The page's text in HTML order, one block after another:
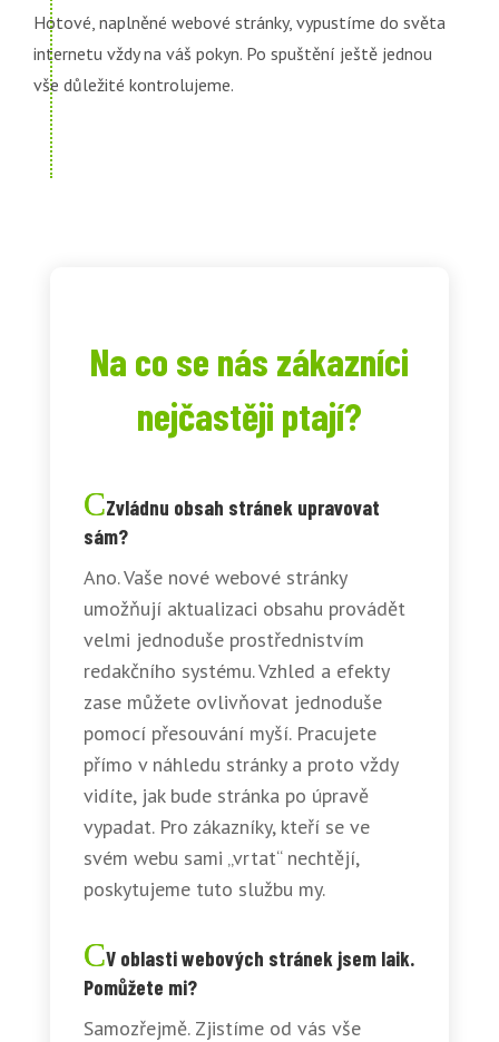
Hotové, naplněné webové stránky, vypustíme do světa
internetu vždy na váš pokyn. Po spuštění ještě jednou
vše důležité kontrolujeme.
Na co se nás zákazníci
nejčastěji ptají?
Zvládnu obsah stránek upravovat
sám?
Ano. Vaše nové webové stránky
umožňují aktualizaci obsahu provádět
velmi jednoduše prostřednistvím
redakčního systému. Vzhled a efekty
zase můžete ovlivňovat jednoduše
pomocí přesouvání myší. Pracujete
přímo v náhledu stránky a proto vždy
vidíte, jak bude stránka po úpravě
vypadat. Pro zákazníky, kteří se ve
svém webu sami „vrtat“ nechtějí,
poskytujeme tuto službu my.
V oblasti webových stránek jsem laik.
Pomůžete mi?
Samozřejmě. Zjistíme od vás vše